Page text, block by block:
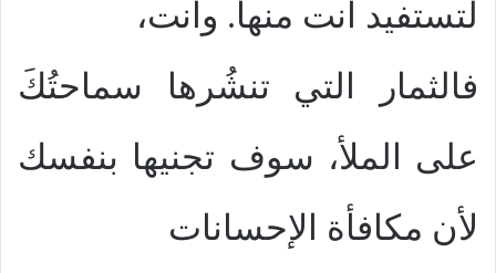
لتستفيد أنت منها. وأنت،
فالثمار التي تنشُرها سماحتُكَ
على الملأ، سوف تجنيها بنفسك
لأن مكافأة الإحسانات